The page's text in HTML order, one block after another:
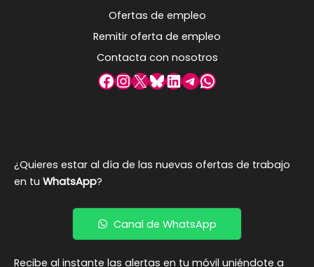
Ofertas de empleo
Remitir oferta de empleo
Contacta con nosotros
Facebook
Instagram
X Bluesky
LinkedIn
Telegram
WhatsApp
¿Quieres estar al día de las nuevas ofertas de trabajo
en tu WhatsApp?
Canal de WhatsApp
Recibe al instante las alertas en tu móvil uniéndote a